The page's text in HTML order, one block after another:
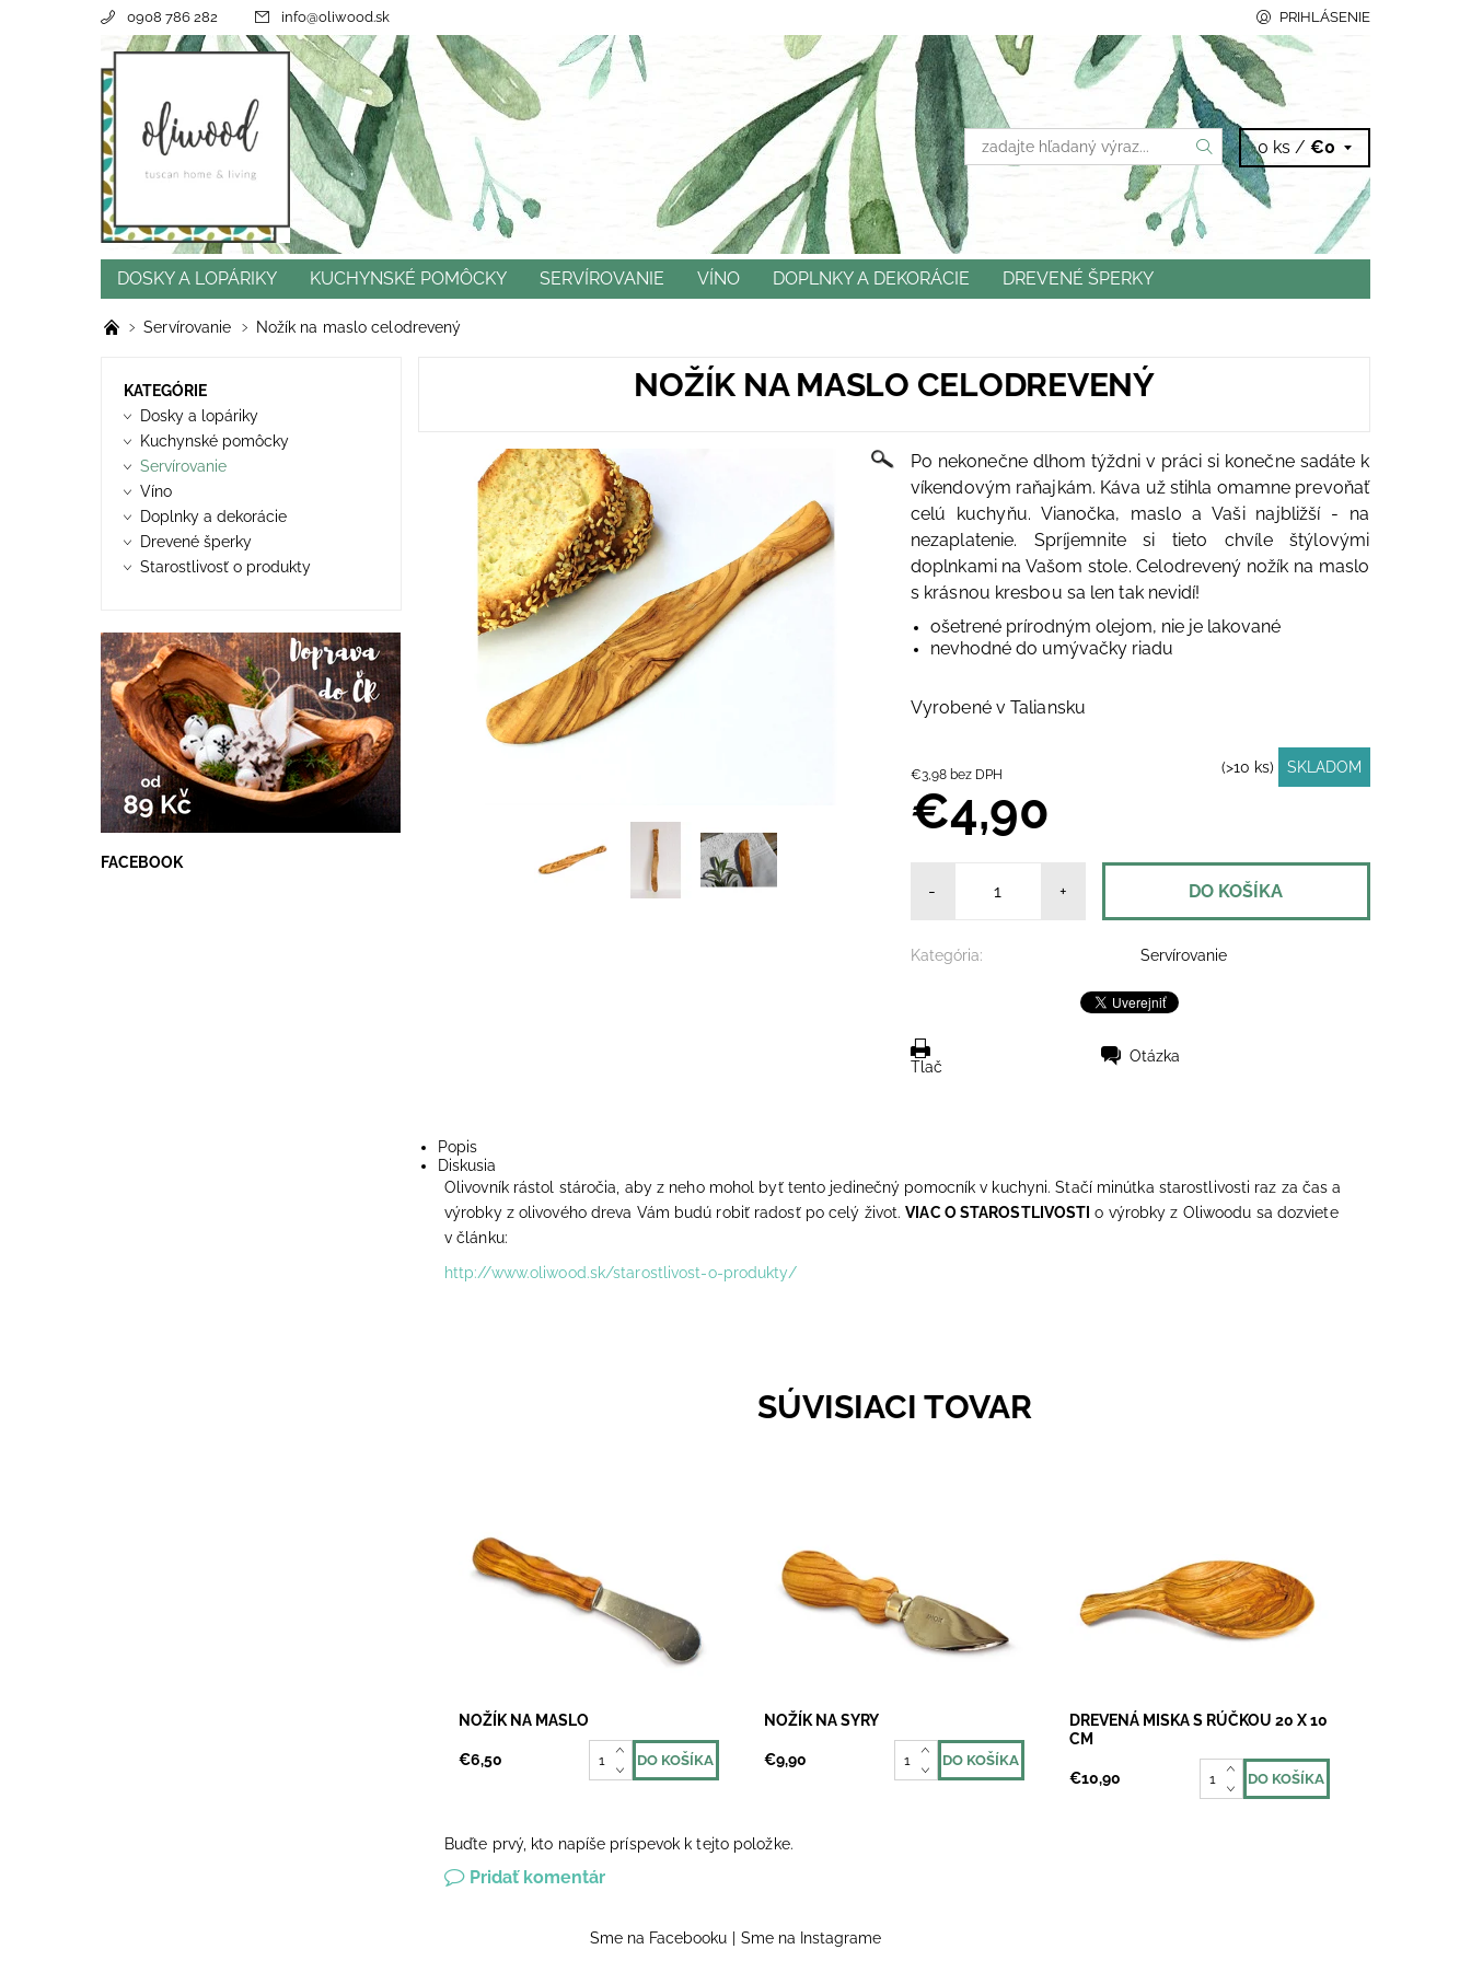
0908 786 282 info@oliwood.sk PRIHLÁSENIE
0 ks /€0
DOSKY A LOPÁRIKY KUCHYNSKÉ POMÔCKY SERVÍROVANIE VÍNO DOPLNKY A DEKORÁCIE
DREVENÉ ŠPERKY
CENY DOPRAVY
REFERENCIE OBCHODNÉ PODMIENKY
Servírovanie Nožík na maslo celodrevený
NOŽÍK NA MASLO CELODREVENÝ
Po nekonečne dlhom týždni v práci si konečne sadáte k
víkendovým raňajkám. Káva už stihla omamne prevoňať
celú kuchyňu. Vianočka, maslo a Vaši najbližší - na
nezaplatenie. Spríjemnite si tieto chvíle štýlovými
doplnkami na Vašom stole. Celodrevený nožík na maslo
s krásnou kresbou sa len tak nevidí!
ošetrené prírodným olejom, nie je lakované
nevhodné do umývačky riadu
Vyrobené v Taliansku
€3,98 bez DPH (>10 ks) SKLADOM
€4,90
- +
Kategória: Servírovanie
Tlač
Otázka
Popis
Diskusia
Olivovník rástol stáročia, aby z neho mohol byť tento jedinečný pomocník v kuchyni. Stačí minútka starostlivosti raz za čas a
výrobky z olivového dreva Vám budú robiť radosť po celý život.VIAC O STAROSTLIVOSTI o výrobky z Oliwoodu sa dozviete
v článku:
http://www.oliwood.sk/starostlivost-o-produkty/
SÚVISIACI TOVAR
Nožík na maslo s krásnou kresbou
olivového dreva Vám bez pochýb
spríjemní sobotné ráno v znamení
kávy, vianočky a samozrejme masla.
Skladom 6
NOŽÍK NA MASLO
€6,50
Vaše jedlo nemusí byť. Zoberte
lopárik, Vaše obľúbené syry a
prosciutto z chladničky, víno, pár
olív, pečivo,...
Skladom 5
NOŽÍK NA SYRY
€9,90
dreva s rúčkou. Ideálna na
servírovanie olív, syra, orieškov,
niečoho malého k vínku. rozmery (d
x š x v): 20 x 10...
Skladom 2
DREVENÁ MISKA S RÚČKOU 20 X 10
CM
€10,90
Buďte prvý, kto napíše príspevok k tejto položke.
Pridať komentár
KATEGÓRIE
Dosky a lopáriky
Kuchynské pomôcky
Servírovanie
Víno
Doplnky a dekorácie
Drevené šperky
Starostlivosť o produkty
FACEBOOK
Sme na Facebooku Sme na Instagrame